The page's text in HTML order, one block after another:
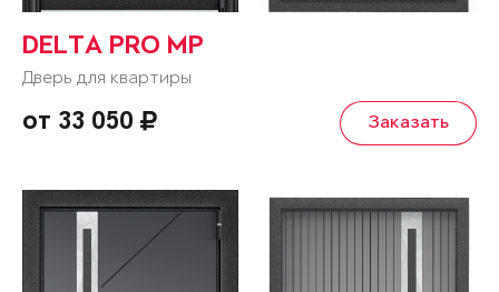
DELTA PRO MP
Дверь для квартиры
от 33 050 Заказать